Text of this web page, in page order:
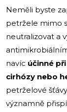
Neměli byste
petržele mimo
neutralizovat a
navíc účinné
cirhózy nebo
petrželové
významně